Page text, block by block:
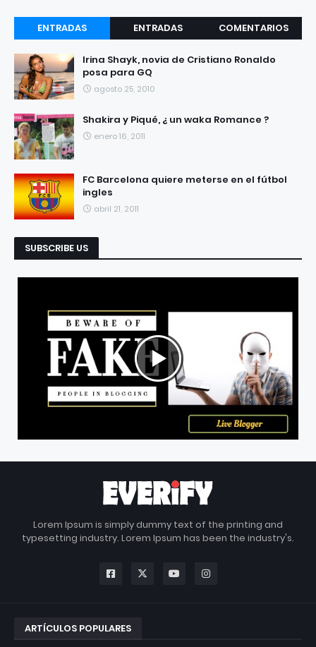
ENTRADAS
RECIENTES
ENTRADAS
COMENTARIOS
Irina Shayk, novia de Cristiano Ronaldo
posa para GQ
agosto 25, 2010
Shakira y Piqué, ¿ un waka Romance ?
enero 16, 2011
FC Barcelona quiere meterse en el fútbol
ingles
abril 21, 2011
SUBSCRIBE US
Lorem Ipsum is simply dummy text of the printing and
typesetting industry. Lorem Ipsum has been the industry's.
ARTÍCULOS POPULARES